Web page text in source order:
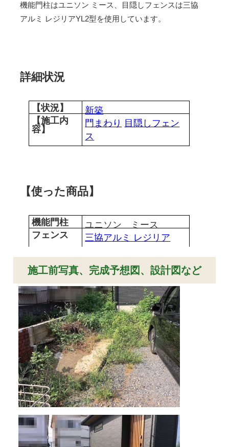
機能門柱はユニソン ミース、目隠しフェンスは三協
アルミ レジリアYL2型を使用しています。
詳細状況
【状況】
新築
【施工内
容】
門まわり 目隠しフェン
ス
【使った商品】
機能門柱
ユニソン ミース
フェンス
三協アルミ レジリア
施工前写真、完成予想図、設計図など